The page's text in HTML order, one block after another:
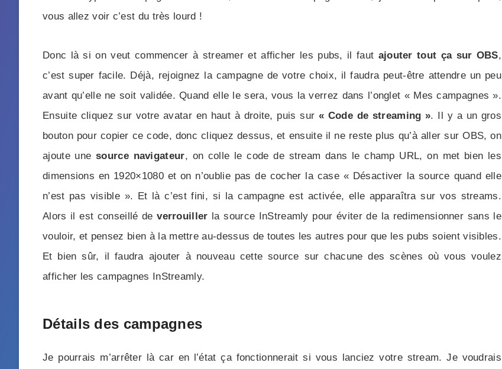
vous allez voir c’est du très lourd !
Donc là si on veut commencer à streamer et afficher les pubs, il faut ajouter tout ça sur OBS,
c’est super facile. Déjà, rejoignez la campagne de votre choix, il faudra peut-être attendre un peu
avant qu’elle ne soit validée. Quand elle le sera, vous la verrez dans l’onglet « Mes campagnes ».
Ensuite cliquez sur votre avatar en haut à droite, puis sur « Code de streaming ». Il y a un gros
bouton pour copier ce code, donc cliquez dessus, et ensuite il ne reste plus qu’à aller sur OBS, on
ajoute unesource navigateur, on colle le code de stream dans le champ URL, on met bien les
dimensions en 1920×1080 et on n’oublie pas de cocher la case « Désactiver la source quand elle
n’est pas visible ». Et là c’est fini, si la campagne est activée, elle apparaîtra sur vos streams.
Alors il est conseillé deverrouiller la source InStreamly pour éviter de la redimensionner sans le
vouloir, et pensez bien à la mettre au-dessus de toutes les autres pour que les pubs soient visibles.
Et bien sûr, il faudra ajouter à nouveau cette source sur chacune des scènes où vous voulez
afficher les campagnes InStreamly.
Détails des campagnes
Je pourrais m’arrêter là car en l’état ça fonctionnerait si vous lanciez votre stream. Je voudrais